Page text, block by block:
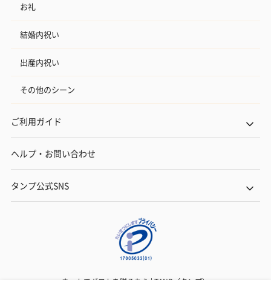
お礼
結婚内祝い
出産内祝い
その他のシーン
ご利用ガイド
ヘルプ・お問い合わせ
タンプ公式SNS